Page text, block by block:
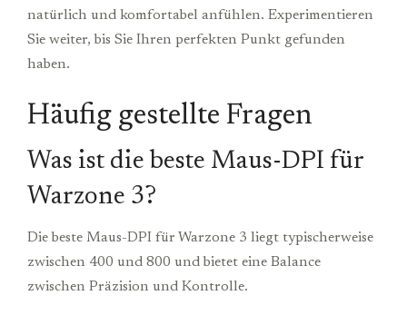
natürlich und komfortabel anfühlen. Experimentieren
Sie weiter, bis Sie Ihren perfekten Punkt gefunden
haben.
Häufig gestellte Fragen
Was ist die beste Maus-DPI für
Warzone 3?
Die beste Maus-DPI für Warzone 3 liegt typischerweise
zwischen 400 und 800 und bietet eine Balance
zwischen Präzision und Kontrolle.